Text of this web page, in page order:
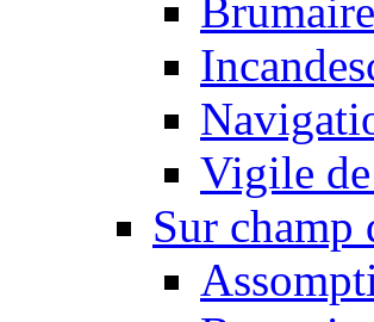
Brumaire
Vigile
Sur champ